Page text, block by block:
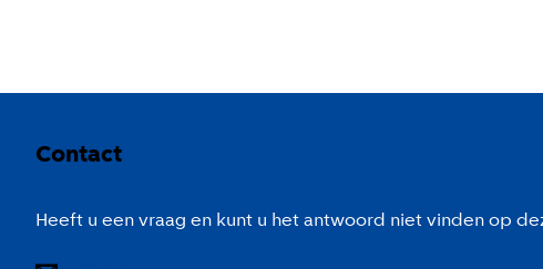
Contact
Heeft u een vraag en kunt u het antwoord niet vinden op